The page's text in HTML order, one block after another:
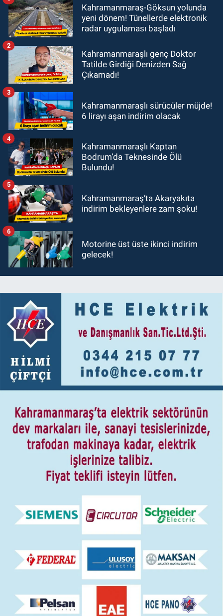
Kahramanmaraş-Göksun yolunda
yeni dönem! Tünellerde elektronik
radar uygulaması başladı
Kahramanmaraşlı genç Doktor
Tatilde Girdiği Denizden Sağ
Çıkamadı!
2
Kahramanmaraşlı sürücüler müjde!
6 lirayı aşan indirim olacak
3
Kahramanmaraşlı Kaptan
Bodrum’da Teknesinde Ölü
Bulundu!
4
Kahramanmaraş’ta Akaryakıta
indirim bekleyenlere zam şoku!
5
Motorine üst üste ikinci indirim
gelecek!
6